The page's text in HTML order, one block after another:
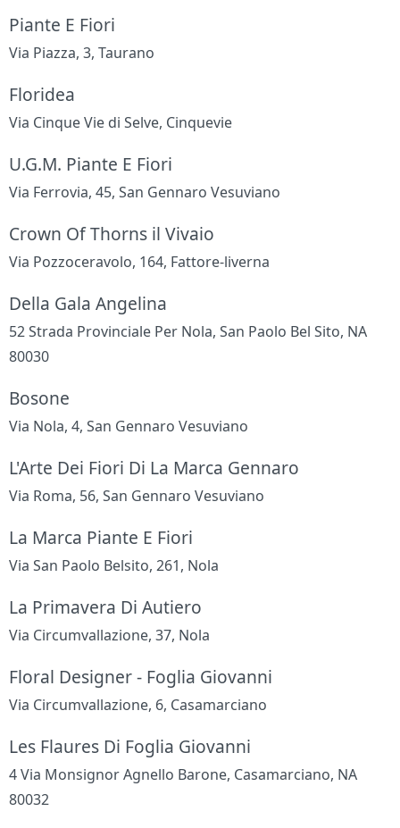
Piante E Fiori
Via Piazza, 3, Taurano
Floridea
Via Cinque Vie di Selve, Cinquevie
U.G.M. Piante E Fiori
Via Ferrovia, 45, San Gennaro Vesuviano
Crown Of Thorns il Vivaio
Via Pozzoceravolo, 164, Fattore-liverna
Della Gala Angelina
52 Strada Provinciale Per Nola, San Paolo Bel Sito, NA
80030
Bosone
Via Nola, 4, San Gennaro Vesuviano
L'Arte Dei Fiori Di La Marca Gennaro
Via Roma, 56, San Gennaro Vesuviano
La Marca Piante E Fiori
Via San Paolo Belsito, 261, Nola
La Primavera Di Autiero
Via Circumvallazione, 37, Nola
Floral Designer - Foglia Giovanni
Via Circumvallazione, 6, Casamarciano
Les Flaures Di Foglia Giovanni
4 Via Monsignor Agnello Barone, Casamarciano, NA
80032